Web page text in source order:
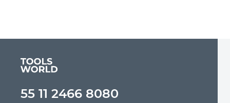
55 11 2466 8080